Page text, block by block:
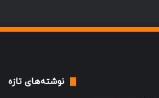
نوشته‌های تازه